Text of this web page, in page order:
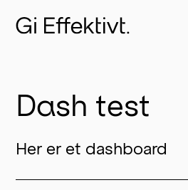
Dash test
Her er et dashboard